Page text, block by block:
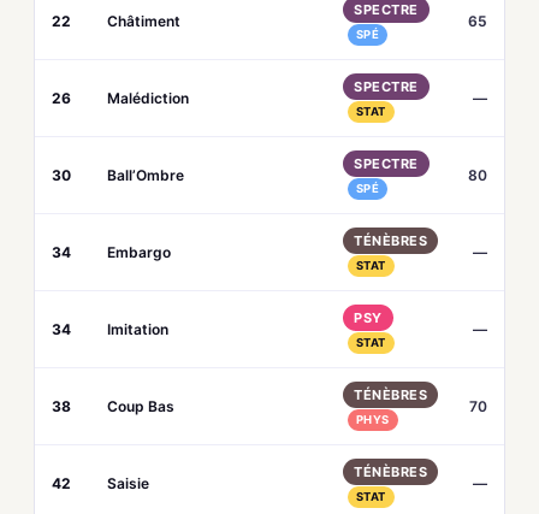
22 Châtiment
SPECTRE
SPÉ
65
26 Malédiction
SPECTRE
STAT
—
30 Ball’Ombre
SPECTRE
SPÉ
80
34 Embargo
TÉNÈBRES
STAT
—
34 Imitation
PSY
STAT
—
38 Coup Bas
TÉNÈBRES
PHYS
70
42 Saisie
TÉNÈBRES
STAT
—